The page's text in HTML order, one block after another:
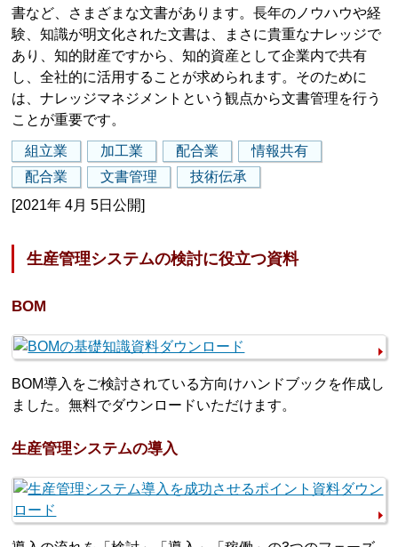
書など、さまざまな文書があります。長年のノウハウや経
験、知識が明文化された文書は、まさに貴重なナレッジで
あり、知的財産ですから、知的資産として企業内で共有
し、全社的に活用することが求められます。そのために
は、ナレッジマネジメントという観点から文書管理を行う
ことが重要です。
組立業 加工業 配合業
情報共有
配合業
文書管理
技術伝承
[2021年 4月 5日公開]
生産管理システムの検討に役立つ資料
BOM
BOM導入をご検討されている方向けハンドブックを作成し
ました。無料でダウンロードいただけます。
生産管理システムの導入